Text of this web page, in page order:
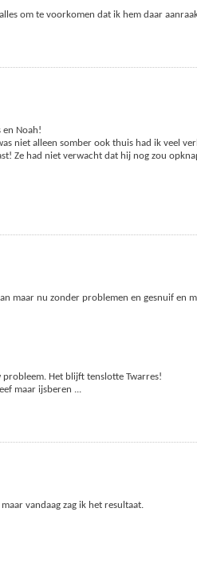
om te voorkomen dat ik hem daar
en Noah!
niet alleen somber ook thuis had ik veel
Ze had niet verwacht dat hij nog zou
maar nu zonder problemen en gesnuif en
Het blijft tenslotte Twarres!
maar ijsberen
vandaag zag ik het resultaat.